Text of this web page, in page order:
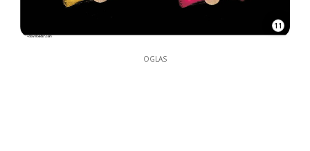
11
OGLAS